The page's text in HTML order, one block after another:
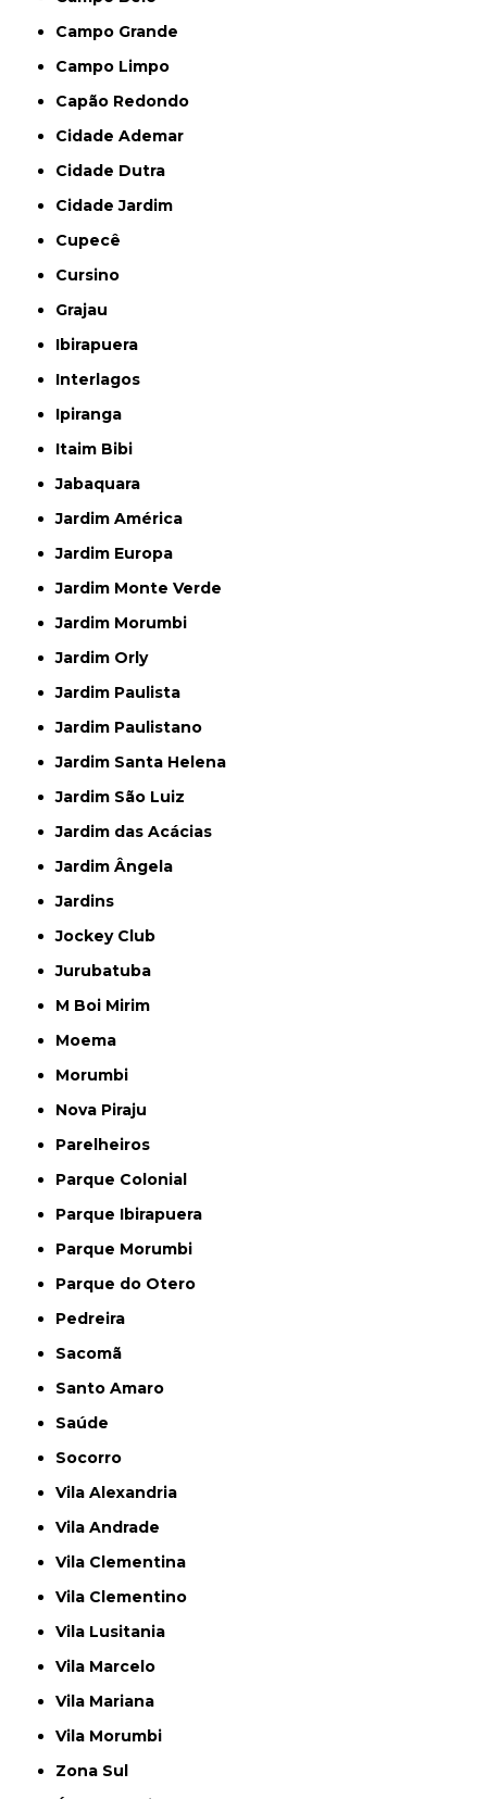
Campo Grande
Campo Limpo
Capão Redondo
Cidade Ademar
Cidade Dutra
Cidade Jardim
Cupecê
Cursino
Grajau
Ibirapuera
Interlagos
Ipiranga
Itaim Bibi
Jabaquara
Jardim América
Jardim Europa
Jardim Monte Verde
Jardim Morumbi
Jardim Orly
Jardim Paulista
Jardim Paulistano
Jardim Santa Helena
Jardim São Luiz
Jardim das Acácias
Jardim Ângela
Jardins
Jockey Club
Jurubatuba
M Boi Mirim
Moema
Morumbi
Nova Piraju
Parelheiros
Parque Colonial
Parque Ibirapuera
Parque Morumbi
Parque do Otero
Pedreira
Sacomã
Santo Amaro
Saúde
Socorro
Vila Alexandria
Vila Andrade
Vila Clementina
Vila Clementino
Vila Lusitania
Vila Marcelo
Vila Mariana
Vila Morumbi
Zona Sul